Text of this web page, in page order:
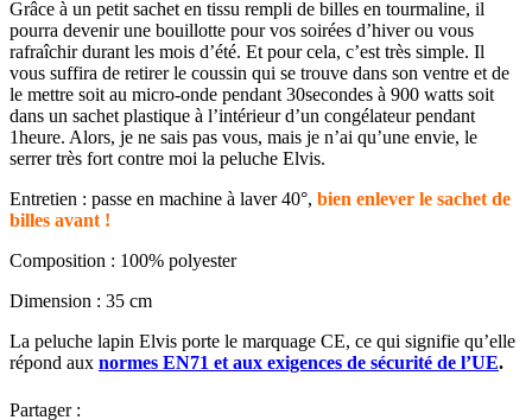
Grâce à un petit sachet en tissu rempli de billes en tourmaline, il
pourra devenir une bouillotte pour vos soirées d’hiver ou vous
rafraîchir durant les mois d’été. Et pour cela, c’est très simple. Il
vous suffira de retirer le coussin qui se trouve dans son ventre et de
le mettre soit au micro-onde pendant 30secondes à 900 watts soit
dans un sachet plastique à l’intérieur d’un congélateur pendant
1heure. Alors, je ne sais pas vous, mais je n’ai qu’une envie, le
serrer très fort contre moi la peluche Elvis.
Entretien : passe en machine à laver 40°, bien enlever le sachet de
billes avant !
Composition : 100% polyester
Dimension : 35 cm
La peluche lapin Elvis porte le marquage CE, ce qui signifie qu’elle
répond aux normes EN71 et aux exigences de sécurité de l’UE.
Partager :